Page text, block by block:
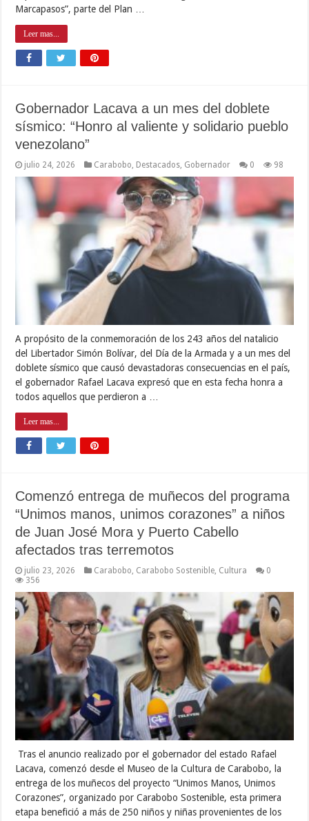
Marcapasos”, parte del Plan …
Leer mas...
Gobernador Lacava a un mes del doblete
sísmico: “Honro al valiente y solidario pueblo
venezolano”
julio 24, 2026 Carabobo, Destacados, Gobernador 0 98
A propósito de la conmemoración de los 243 años del natalicio
del Libertador Simón Bolívar, del Día de la Armada y a un mes del
doblete sísmico que causó devastadoras consecuencias en el país,
el gobernador Rafael Lacava expresó que en esta fecha honra a
todos aquellos que perdieron a …
Leer mas...
Comenzó entrega de muñecos del programa
“Unimos manos, unimos corazones” a niños
de Juan José Mora y Puerto Cabello
afectados tras terremotos
julio 23, 2026 Carabobo, Carabobo Sostenible, Cultura
0
356
Tras el anuncio realizado por el gobernador del estado Rafael
Lacava, comenzó desde el Museo de la Cultura de Carabobo, la
entrega de los muñecos del proyecto “Unimos Manos, Unimos
Corazones”, organizado por Carabobo Sostenible, esta primera
etapa benefició a más de 250 niños y niñas provenientes de los